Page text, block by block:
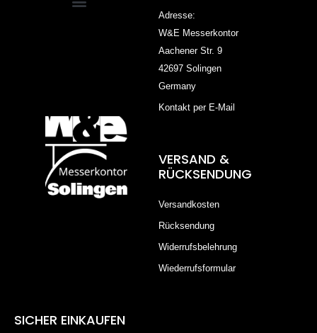
Adresse:
W&E Messerkontor
Aachener Str. 9
42697 Solingen
Germany
Kontakt per E-Mail
VERSAND &
RÜCKSENDUNG
Versandkosten
Rücksendung
Widerrufsbelehrung
Wiederrufsformular
SICHER EINKAUFEN